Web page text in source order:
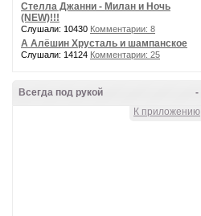
Стелла Джанни - Милан и Ночь
(NEW)!!!
Слушали: 10430 Комментарии: 8
А Алёшин Хрусталь и шампанское
Слушали: 14124 Комментарии: 25
-
Всегда под рукой
К приложению